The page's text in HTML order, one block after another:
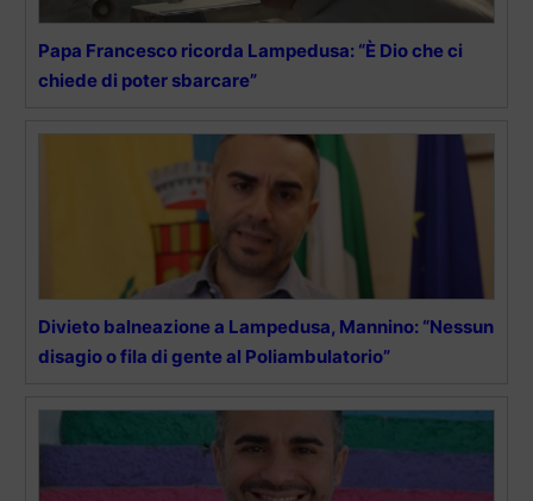
Papa Francesco ricorda Lampedusa: “È Dio che ci
chiede di poter sbarcare”
Divieto balneazione a Lampedusa, Mannino: “Nessun
disagio o fila di gente al Poliambulatorio”